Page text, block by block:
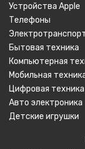
Устройства Apple
Телефоны
Бытовая техника
Компьютерная
Мобильная
Цифровая техника
Авто электроника
Детские игрушки